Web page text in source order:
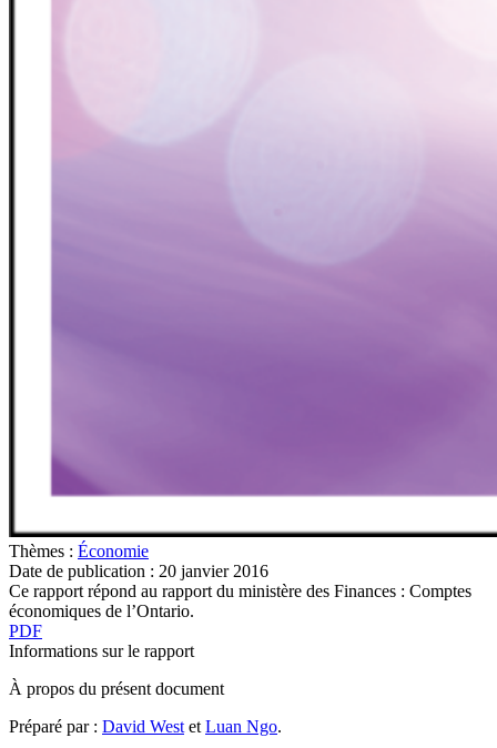
Thèmes : Économie
Date de publication : 20 janvier 2016
Ce rapport répond au rapport du ministère des Finances : Comptes
économiques de l’Ontario.
PDF
Informations sur le rapport
À propos du présent document
Préparé par : David West et Luan Ngo.